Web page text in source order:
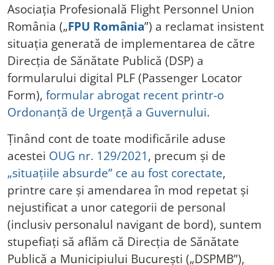
Asociația Profesională Flight Personnel Union
România („FPU România”) a reclamat insistent
situația generată de implementarea de către
Direcția de Sănătate Publică (DSP) a
formularului digital PLF (Passenger Locator
Form), formular abrogat recent printr-o
Ordonanță de Urgență a Guvernului.
Ținând cont de toate modificările aduse
acestei OUG nr. 129/2021, precum și de
„situațiile absurde” ce au fost corectate,
printre care și amendarea în mod repetat și
nejustificat a unor categorii de personal
(inclusiv personalul navigant de bord), suntem
stupefiați să aflăm că Direcția de Sănătate
Publică a Municipiului București („DSPMB”),